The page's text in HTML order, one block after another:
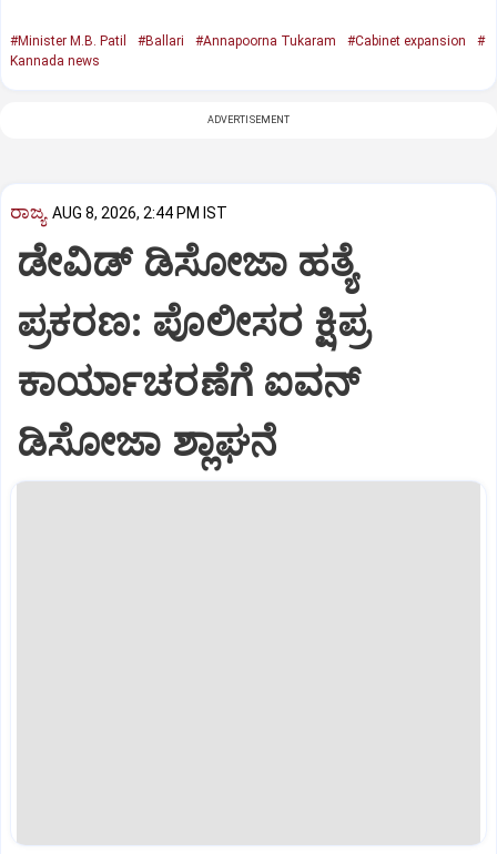
#Minister M.B. Patil #Ballari #Annapoorna Tukaram #Cabinet expansion
#
Kannada news
ADVERTISEMENT
ರಾಜ್ಯ AUG 8, 2026, 2:44 PM IST
ಡೇವಿಡ್ ಡಿಸೋಜಾ ಹತ್ಯೆ
ಪ್ರಕರಣ: ಪೊಲೀಸರ ಕ್ಷಿಪ್ರ
ಕಾರ್ಯಾಚರಣೆಗೆ ಐವನ್
ಡಿಸೋಜಾ ಶ್ಲಾಘನೆ